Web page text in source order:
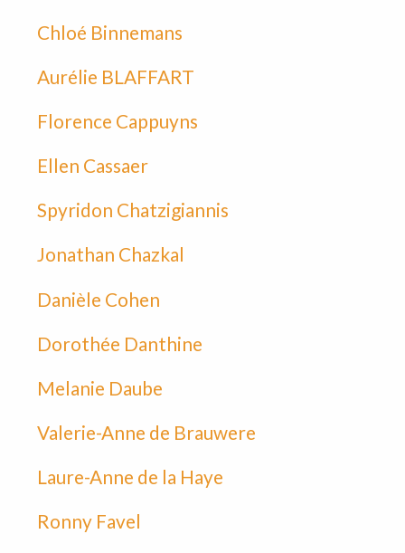
Chloé Binnemans
Aurélie BLAFFART
Florence Cappuyns
Ellen Cassaer
Spyridon Chatzigiannis
Jonathan Chazkal
Danièle Cohen
Dorothée Danthine
Melanie Daube
Valerie-Anne de Brauwere
Laure-Anne de la Haye
Ronny Favel